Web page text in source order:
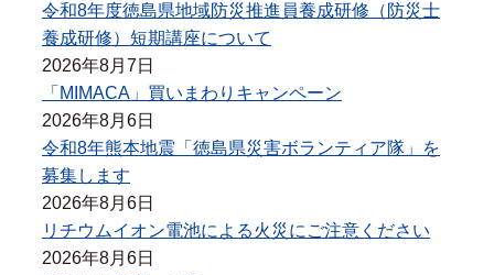
令和8年度徳島県地域防災推進員養成研修（防災士
養成研修）短期講座について
2026年8月7日
「MIMACA」買いまわりキャンペーン
2026年8月6日
令和8年熊本地震「徳島県災害ボランティア隊」を
募集します
2026年8月6日
リチウムイオン電池による火災にご注意ください
2026年8月6日